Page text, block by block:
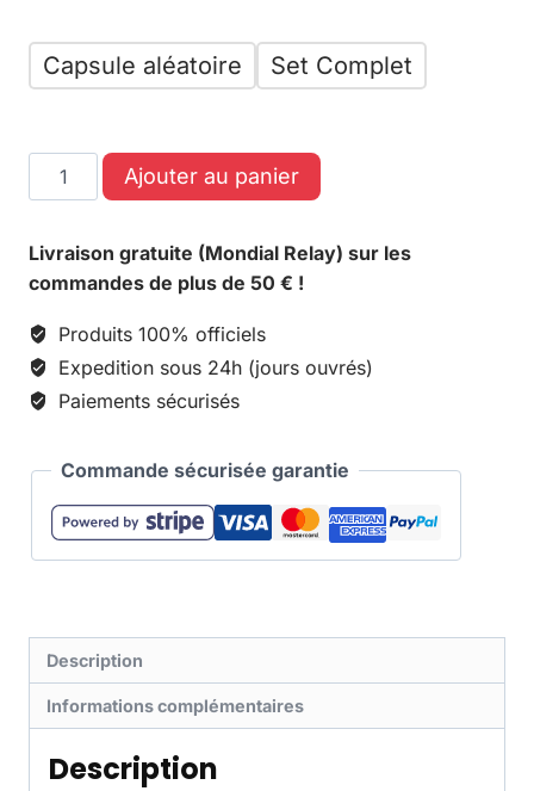
Capsule aléatoire Set Complet
Ajouter au panier
Livraison gratuite (Mondial Relay) sur les
commandes de plus de 50 € !
Produits 100% officiels
Expedition sous 24h (jours ouvrés)
Paiements sécurisés
Commande sécurisée garantie
Description
Informations complémentaires
Description